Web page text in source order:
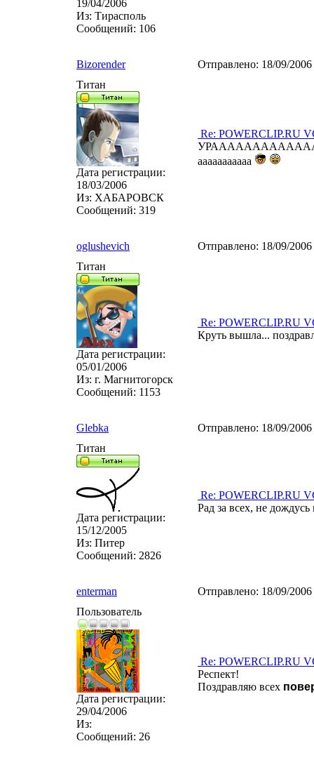
19/04/2006
Из: Тирасполь
Сообщений: 106
Bizorender Отправлено: 18/09/
Титан
Дата регистрации:
18/03/2006
Из: ХАБАРОВСК
Сообщений: 319
Re: POWERCLIP.RU
ааааааааааа
oglushevich Отправлено: 18/09/
Титан
Дата регистрации:
05/01/2006
Из: г. Магнитогорск
Сообщений: 1153
Re: POWERCLIP.RU
Круть вышла...
Glebka Отправлено: 18/09/
Титан
Дата регистрации:
15/12/2005
Из: Питер
Сообщений: 2826
Re: POWERCLIP.RU
Рад за всех, не
enterman Отправлено: 18/09/
Пользователь
Дата регистрации:
29/04/2006
Из:
Сообщений: 26
Re: POWERCLIP.RU
Респект!
Поздравляю всех